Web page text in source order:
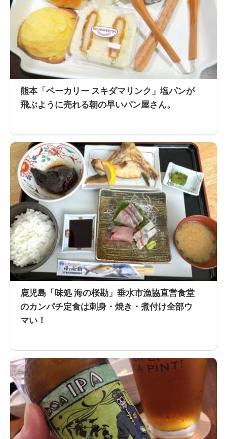
熊本「ベーカリー スキダマリンク」塩パンが
飛ぶように売れる朝の早いパン屋さん。
鹿児島「味処 海の桜勘」垂水市漁協直営食堂
のカンパチ定食は刺身・焼き・煮付け全部ウ
マい！